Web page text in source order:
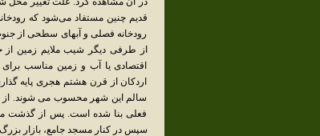
قدیم چنین مستفاد می‌شود که
رودخانه فصلی و آبهای سطحی از
از طرفی دیگر شیب ملایم زمین
اقتصادی یا آب و زمین مناسب
اردکان از قرن هشتم هجری پایه
سالم این شهر محسوب می شوند. از
فعلی بنا شده است. پس از گذشت
سپس در کنار مسجد جامع، بازار بزرگ